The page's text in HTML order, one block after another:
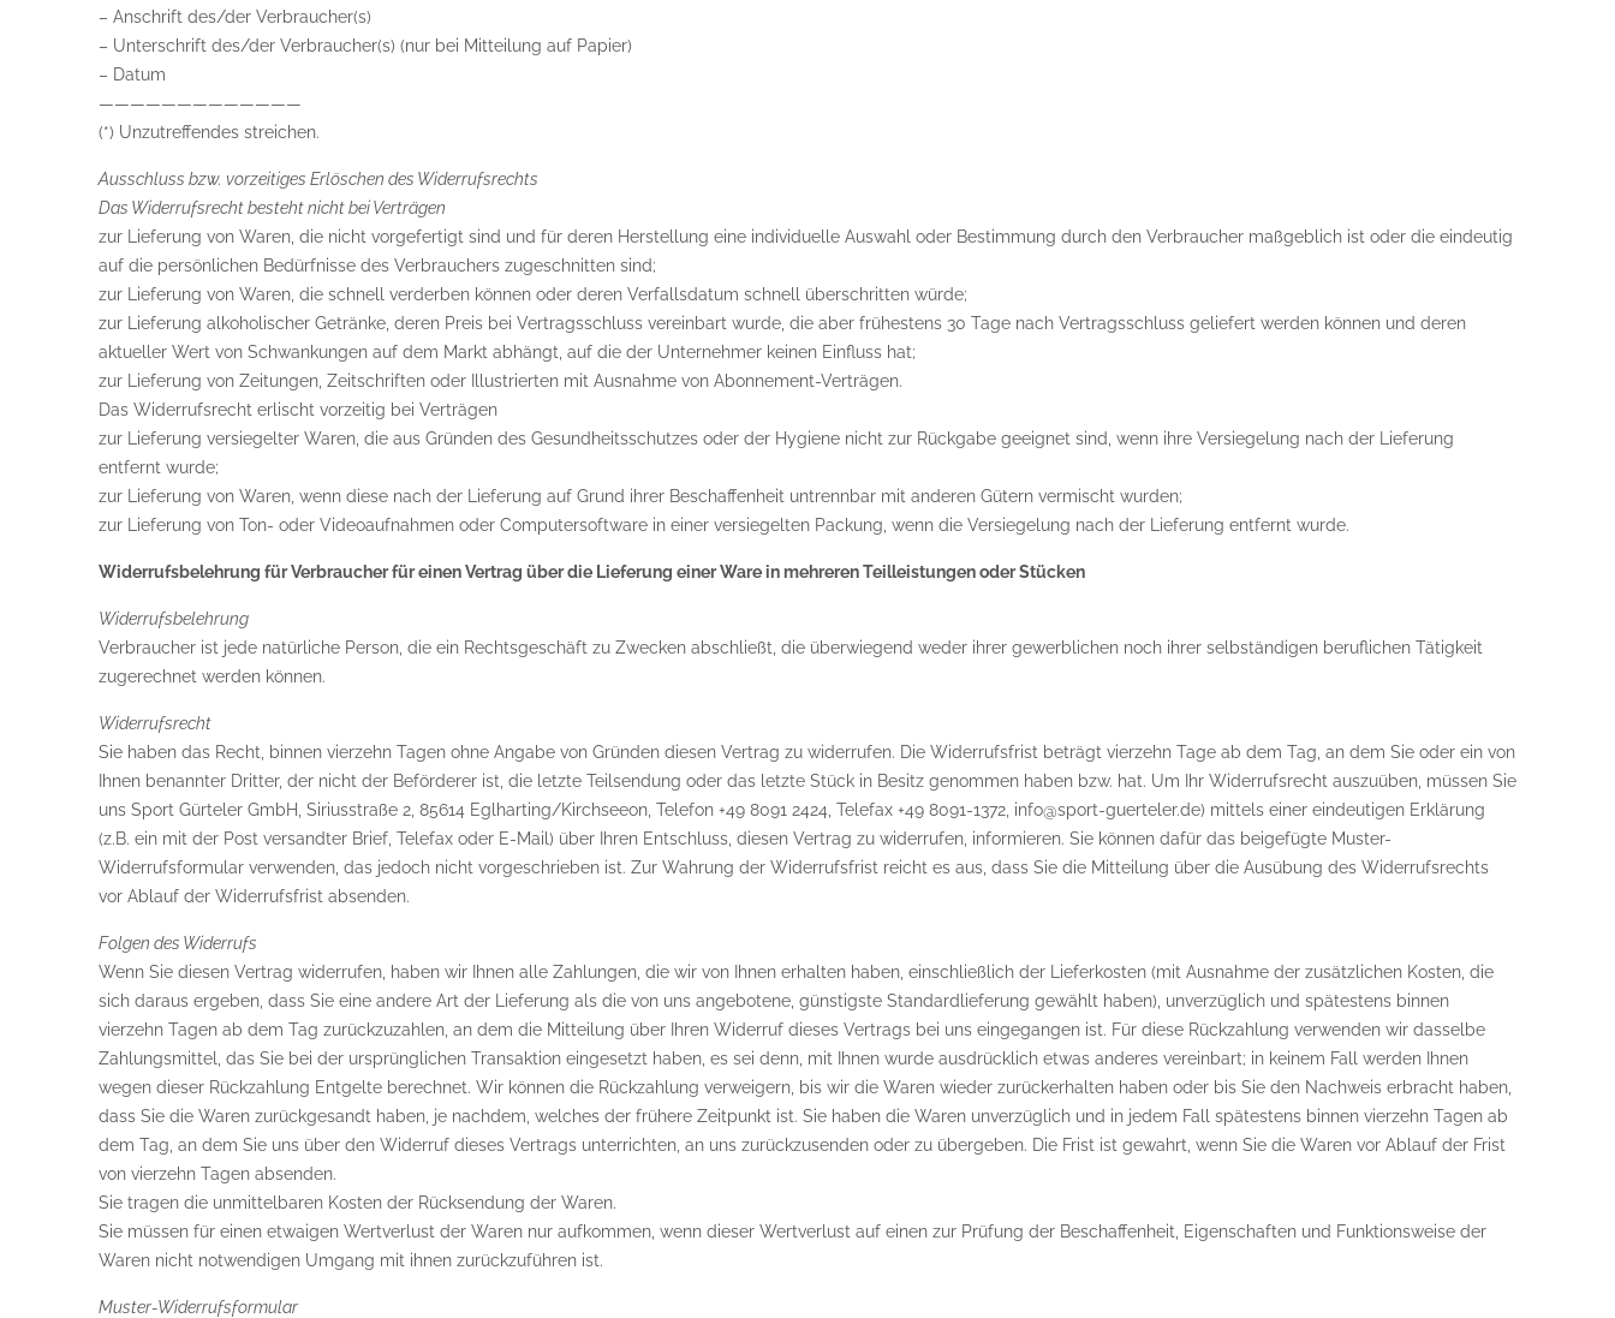
– Anschrift des/der Verbraucher(s)
– Unterschrift des/der Verbraucher(s) (nur bei Mitteilung auf Papier)
– Datum
—————————————
(*) Unzutreffendes streichen.
Ausschluss bzw. vorzeitiges Erlöschen des Widerrufsrechts
Das Widerrufsrecht besteht nicht bei Verträgen
zur Lieferung von Waren, die nicht vorgefertigt sind und für deren Herstellung eine individuelle Auswahl oder Bestimmung durch den Verbraucher maßgeblich ist oder die eindeutig
auf die persönlichen Bedürfnisse des Verbrauchers zugeschnitten sind;
zur Lieferung von Waren, die schnell verderben können oder deren Verfallsdatum schnell überschritten würde;
zur Lieferung alkoholischer Getränke, deren Preis bei Vertragsschluss vereinbart wurde, die aber frühestens 30 Tage nach Vertragsschluss geliefert werden können und deren
aktueller Wert von Schwankungen auf dem Markt abhängt, auf die der Unternehmer keinen Einfluss hat;
zur Lieferung von Zeitungen, Zeitschriften oder Illustrierten mit Ausnahme von Abonnement-Verträgen.
Das Widerrufsrecht erlischt vorzeitig bei Verträgen
zur Lieferung versiegelter Waren, die aus Gründen des Gesundheitsschutzes oder der Hygiene nicht zur Rückgabe geeignet sind, wenn ihre Versiegelung nach der Lieferung
entfernt wurde;
zur Lieferung von Waren, wenn diese nach der Lieferung auf Grund ihrer Beschaffenheit untrennbar mit anderen Gütern vermischt wurden;
zur Lieferung von Ton- oder Videoaufnahmen oder Computersoftware in einer versiegelten Packung, wenn die Versiegelung nach der Lieferung entfernt wurde.
Widerrufsbelehrung für Verbraucher für einen Vertrag über die Lieferung einer Ware in mehreren Teilleistungen oder Stücken
Widerrufsbelehrung
Verbraucher ist jede natürliche Person, die ein Rechtsgeschäft zu Zwecken abschließt, die überwiegend weder ihrer gewerblichen noch ihrer selbständigen beruflichen Tätigkeit
zugerechnet werden können.
Widerrufsrecht
Sie haben das Recht, binnen vierzehn Tagen ohne Angabe von Gründen diesen Vertrag zu widerrufen. Die Widerrufsfrist beträgt vierzehn Tage ab dem Tag, an dem Sie oder ein von
Ihnen benannter Dritter, der nicht der Beförderer ist, die letzte Teilsendung oder das letzte Stück in Besitz genommen haben bzw. hat. Um Ihr Widerrufsrecht auszuüben, müssen Sie
uns Sport Gürteler GmbH, Siriusstraße 2, 85614 Eglharting/Kirchseeon, Telefon +49 8091 2424, Telefax +49 8091-1372, info@sport-guerteler.de) mittels einer eindeutigen Erklärung
(z.B. ein mit der Post versandter Brief, Telefax oder E-Mail) über Ihren Entschluss, diesen Vertrag zu widerrufen, informieren. Sie können dafür das beigefügte Muster-
Widerrufsformular verwenden, das jedoch nicht vorgeschrieben ist. Zur Wahrung der Widerrufsfrist reicht es aus, dass Sie die Mitteilung über die Ausübung des Widerrufsrechts
vor Ablauf der Widerrufsfrist absenden.
Folgen des Widerrufs
Wenn Sie diesen Vertrag widerrufen, haben wir Ihnen alle Zahlungen, die wir von Ihnen erhalten haben, einschließlich der Lieferkosten (mit Ausnahme der zusätzlichen Kosten, die
sich daraus ergeben, dass Sie eine andere Art der Lieferung als die von uns angebotene, günstigste Standardlieferung gewählt haben), unverzüglich und spätestens binnen
vierzehn Tagen ab dem Tag zurückzuzahlen, an dem die Mitteilung über Ihren Widerruf dieses Vertrags bei uns eingegangen ist. Für diese Rückzahlung verwenden wir dasselbe
Zahlungsmittel, das Sie bei der ursprünglichen Transaktion eingesetzt haben, es sei denn, mit Ihnen wurde ausdrücklich etwas anderes vereinbart; in keinem Fall werden Ihnen
wegen dieser Rückzahlung Entgelte berechnet. Wir können die Rückzahlung verweigern, bis wir die Waren wieder zurückerhalten haben oder bis Sie den Nachweis erbracht haben,
dass Sie die Waren zurückgesandt haben, je nachdem, welches der frühere Zeitpunkt ist. Sie haben die Waren unverzüglich und in jedem Fall spätestens binnen vierzehn Tagen ab
dem Tag, an dem Sie uns über den Widerruf dieses Vertrags unterrichten, an uns zurückzusenden oder zu übergeben. Die Frist ist gewahrt, wenn Sie die Waren vor Ablauf der Frist
von vierzehn Tagen absenden.
Sie tragen die unmittelbaren Kosten der Rücksendung der Waren.
Sie müssen für einen etwaigen Wertverlust der Waren nur aufkommen, wenn dieser Wertverlust auf einen zur Prüfung der Beschaffenheit, Eigenschaften und Funktionsweise der
Waren nicht notwendigen Umgang mit ihnen zurückzuführen ist.
Muster-Widerrufsformular